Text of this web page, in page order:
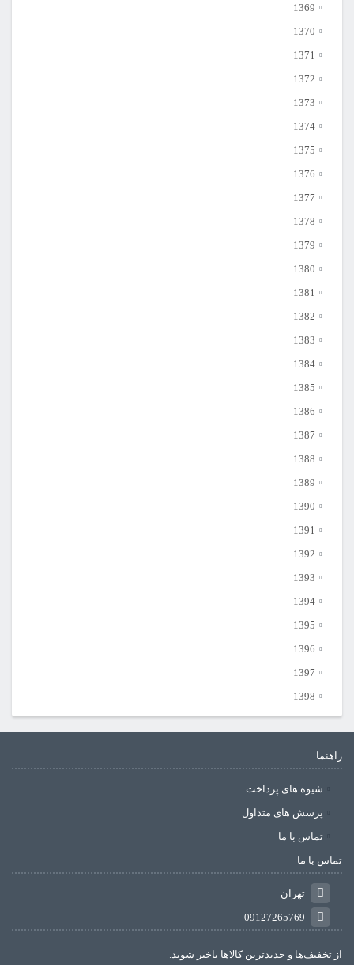
1369
1370
1371
1372
1373
1374
1375
1376
1377
1378
1379
1380
1381
1382
1383
1384
1385
1386
1387
1388
1389
1390
1391
1392
1393
1394
1395
1396
1397
1398
راهنما
شیوه های پرداخت
پرسش های متداول
تماس با ما
تماس با ما
تهران
09127265769
از تخفیف‌ها و جدیدترین‌ کالاها باخبر شوید.